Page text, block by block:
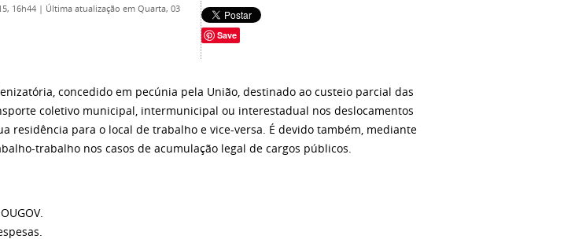
16h44 | Última atualização em Quarta, 03
Save
concedido em pecúnia pela União, destinado ao custeio parcial das
coletivo municipal, intermunicipal ou interestadual nos deslocamentos
residência para o local de trabalho e vice-versa. É devido também, mediante
trabalho nos casos de acumulação legal de cargos públicos.